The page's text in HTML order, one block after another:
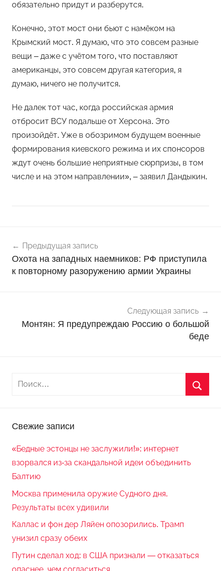
обязательно придут и разберутся.
Конечно, этот мост они бьют с намёком на
Крымский мост. Я думаю, что это совсем разные
вещи – даже с учётом того, что поставляют
американцы, это совсем другая категория, я
думаю, ничего не получится.
Не далек тот час, когда российская армия
отбросит ВСУ подальше от Херсона. Это
произойдёт. Уже в обозримом будущем военные
формирования киевского режима и их спонсоров
ждут очень большие неприятные сюрпризы, в том
числе и на этом направлении», – заявил Дандыкин.
о
в
о
по
записям
Предыдущая запись
Охота на западных наемников: РФ приступила
к повторному разоружению армии Украины
Следующая запись
Монтян: Я предупреждаю Россию о большой
беде
Свежие записи
«Бедные эстонцы не заслужили!»: интернет
взорвался из-за скандальной идеи объединить
Балтию
Москва применила оружие Судного дня.
Результаты всех удивили
Каллас и фон дер Ляйен опозорились. Трамп
унизил сразу обеих
Путин сделал ход: в США признали — отказаться
опаснее, чем согласиться